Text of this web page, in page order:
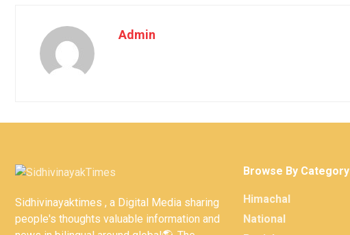
Admin
Sidhivinayaktimes , a Digital Media sharing
people's thoughts valuable information and
Browse By Category
Himachal
National